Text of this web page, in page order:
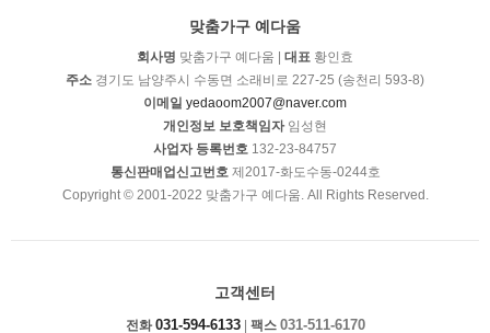
맞춤가구 예다움
회사명 맞춤가구 예다움 | 대표 황인효
주소 경기도 남양주시 수동면 소래비로 227-25 (송천리 593-8)
이메일 yedaoom2007@naver.com
개인정보 보호책임자임성현
사업자 등록번호 132-23-84757
통신판매업신고번호 제2017-화도수동-0244호
Copyright © 2001-2022 맞춤가구 예다움. All Rights Reserved.
고객센터
전화 031-594-6133| 팩스 031-511-6170